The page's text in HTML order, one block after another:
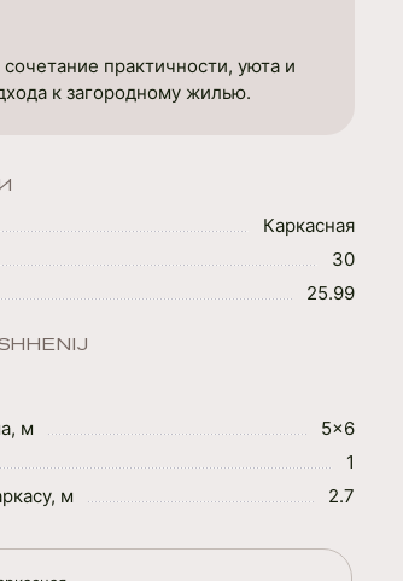
практичности, уюта и
к загородному жилью.
Каркасная
30
25.99
м
5×6
1
м
2.7